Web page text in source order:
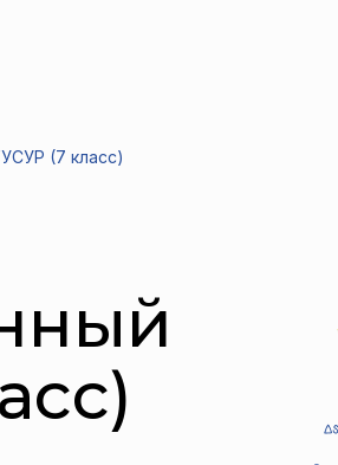
(7 класс)